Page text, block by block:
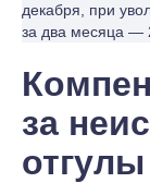
декабря, при
за два месяца —
за
отгулы